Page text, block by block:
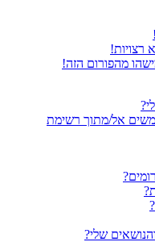
רצויות!
מהפורום הזה!
אל/מתוך רשימת
שלי?